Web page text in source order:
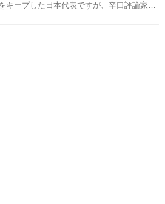
キープした日本代表ですが、辛口評論家の